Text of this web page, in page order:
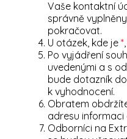
Vaše kontaktní
správně
pokračovat.
U otázek, kde je *
Po vyjádření
uvedenými a s
bude dotazník
k vyhodnocení.
Obratem
adresu
Odborníci na